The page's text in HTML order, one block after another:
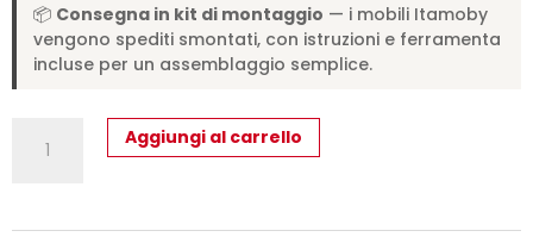
📦 Consegna in kit di montaggio — i mobili Itamoby
vengono spediti smontati, con istruzioni e ferramenta
incluse per un assemblaggio semplice.
Ribalta
Aggiungi al carrello